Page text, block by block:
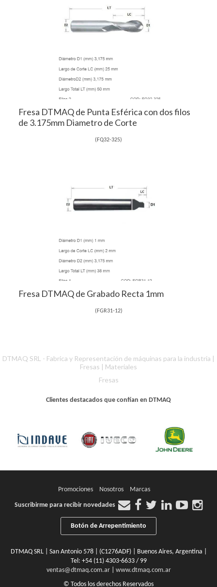
Fresa DTMAQ de Punta Esférica con dos filos
de 3.175mm Diametro de Corte
( FQ32-325)
Fresa DTMAQ de Grabado Recta 1mm
( FGR31-12)
DTMAQ SRL - Fabrica y Representación de máquinas para la industria |
Fresas | Materiales
Fresas
Clientes destacados que confían en DTMAQ
Promociones Nosotros Marcas
Suscribirme para recibir novedades
Botón de Arrepentimiento
DTMAQ SRL | San Antonio 578 | (C1276ADF) | Buenos Aires, Argentina |
Tel: +54 (11) 4303-6633 / 99
ventas@dtmaq.com.ar| www.dtmaq.com.ar
© Todos los derechos Reservados